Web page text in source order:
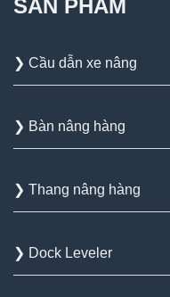
SẢN PHẨM
❯ Cầu dẫn xe nâng
❯ Bàn nâng hàng
❯ Thang nâng hàng
❯ Dock Leveler